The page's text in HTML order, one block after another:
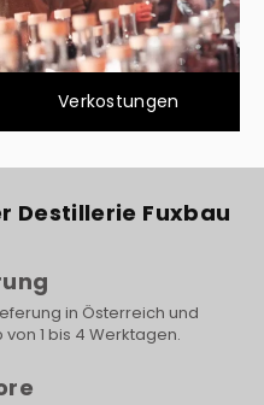
Verkostungen
Destillerie Fuxbau
in Österreich und
1 bis 4 Werktagen.